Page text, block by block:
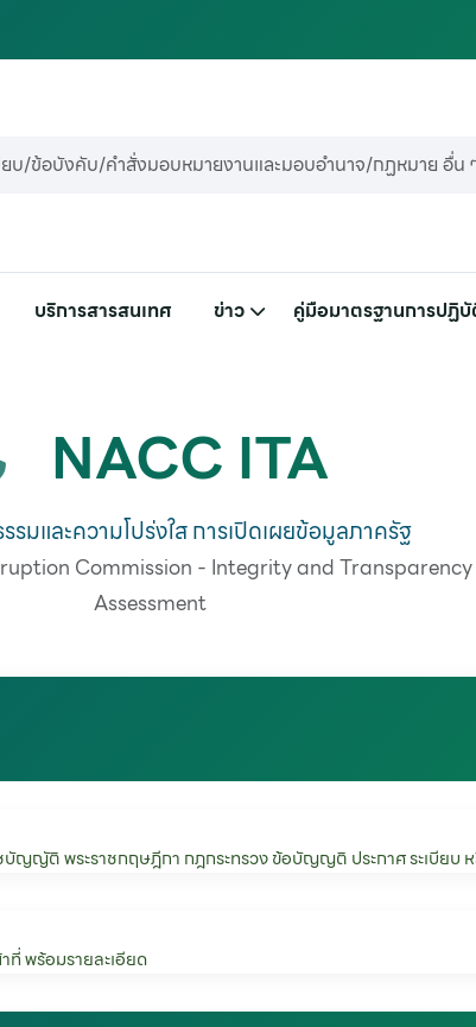
บริการสารสนเทศ ข่าว คู่มือมาตรฐานการปฏิ
NACC ITA
รมและความโปร่งใส การเปิดเผยข้อมูลภาครัฐ
Commission - Integrity and Transparency
Assessment
ญญัติ พระราชกฤษฎีกา กฎกระทรวง ข้อบัญญติ ประกาศ ระเบียบ
พร้อมรายละเอียด